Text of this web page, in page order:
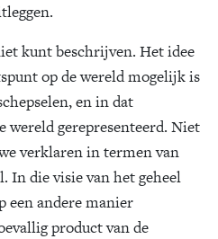
kunt beschrijven. Het idee
op de wereld mogelijk is
en in dat
wereld gerepresenteerd. Niet
verklaren in termen van
In die visie van het geheel
een andere manier
product van de